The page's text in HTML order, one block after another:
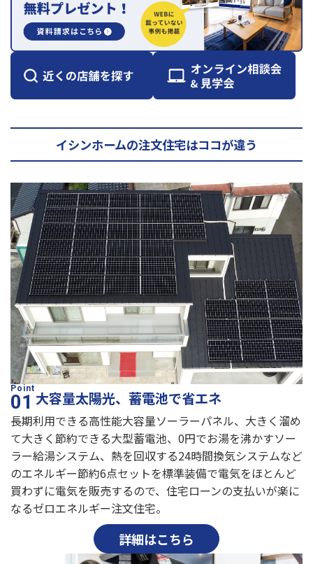
イシンホームの注文住宅はココが違う
大容量太陽光、蓄電池で省エネ
長期利用できる高性能大容量ソーラーパネル、大きく溜め
て大きく節約できる大型蓄電池、0円でお湯を沸かすソー
ラー給湯システム、熱を回収する24時間換気システムなど
のエネルギー節約6点セットを標準装備で電気をほとんど
買わずに電気を販売するので、住宅ローンの支払いが楽に
なるゼロエネルギー注文住宅。
詳細はこちら